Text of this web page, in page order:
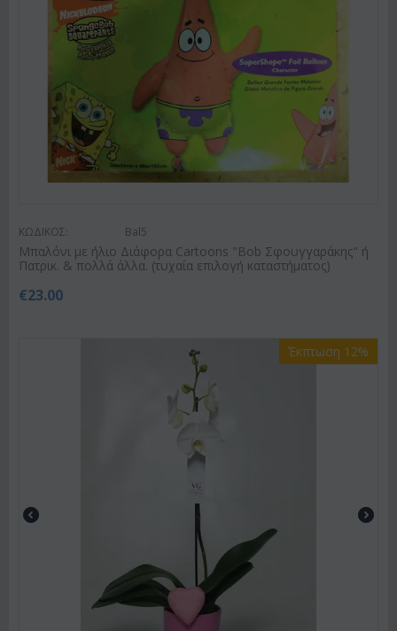
ΚΩΔΙΚΟΣ: Bal5
Μπαλόνι με ήλιο Διάφορα Cartoons "Bob Σφουγγαράκης" ή
Πατρικ. & πολλά άλλα. (τυχαία επιλογή καταστήματος)
€23.00
Έκπτωση 12%